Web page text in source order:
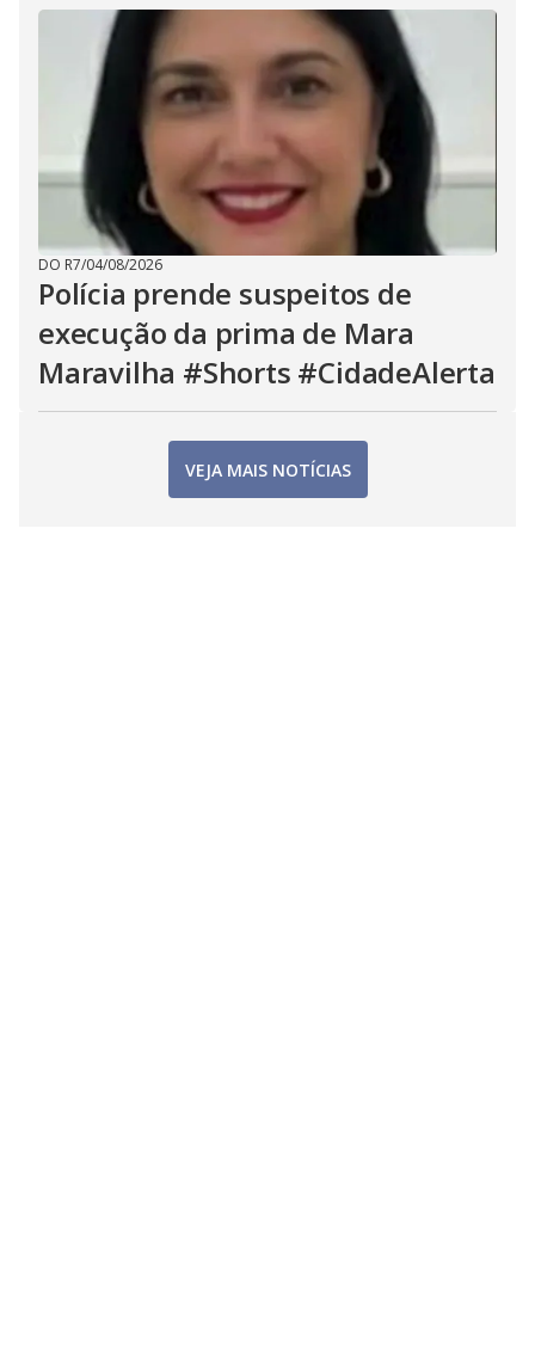
DO R7/04/08/2026
Polícia prende suspeitos de
execução da prima de Mara
Maravilha #Shorts #CidadeAlerta
VEJA MAIS NOTÍCIAS